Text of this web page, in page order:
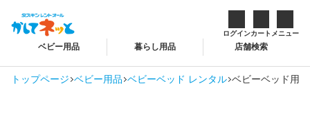
ログインカート メニュー
ベビー用品 暮らし用品 店舗検索
トップページ ベビー用品 ベビーベッド レンタル ベビーベッド用